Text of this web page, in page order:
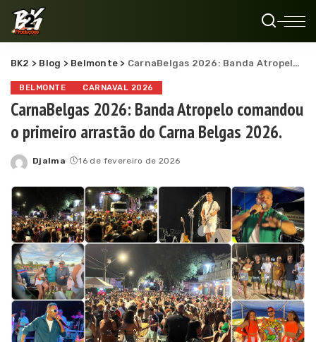
BK2 > Blog > Belmonte > CarnaBelgas 2026: Banda Atropelo comandou o primeiro arrastão do Carna Belgas 2026.
BELMONTE CARNAVAL 2026
CarnaBelgas 2026: Banda Atropelo comandou
o primeiro arrastão do Carna Belgas 2026.
Posted
Djalma 16 de fevereiro de 2026